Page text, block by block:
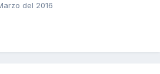
del 2016